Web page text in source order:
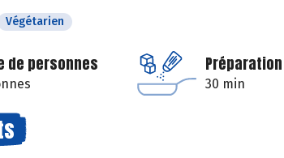
Végétarien
de personnes Préparation
30 min